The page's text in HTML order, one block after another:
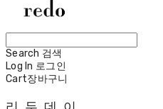
Search 검색
Log In 로그인
Cart장바구니